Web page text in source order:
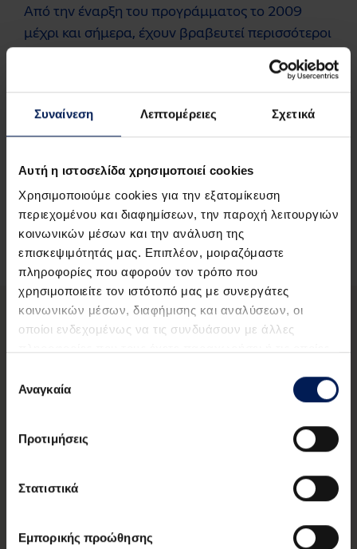
Συναίνεση Λεπτομέρειες Σχετικά
Αυτή η ιστοσελίδα χρησιμοποιεί cookies
Χρησιμοποιούμε cookies για την εξατομίκευση
περιεχομένου και διαφημίσεων, την παροχή λειτουργιών
κοινωνικών μέσων και την ανάλυση της
επισκεψιμότητάς μας. Επιπλέον, μοιραζόμαστε
πληροφορίες που αφορούν τον τρόπο που
χρησιμοποιείτε τον ιστότοπό μας με συνεργάτες
κοινωνικών μέσων, διαφήμισης και αναλύσεων, οι
οποίοι ενδεχομένως να τις συνδυάσουν με άλλες
των υπηρεσιών τους.
συγκατάθεσης
Αναγκαία
Προτιμήσεις
Στατιστικά
Εμπορικής προώθησης
Από την έναρξη του προγράμματος το 2009
μέχρι και σήμερα, έχουν βραβευτεί περισσότεροι
από 5.700 αριστούχοι απόφοιτοι από 60 Γενικά
Το Πρόγραμμα δέχεται αιτήσεις από 01/07/2026
Ανακοίνωση
Για να υποβάλετε αίτηση θα πρέπει να έχετε
λογαριασμό συνδεθείτε και συνεχίστε με τη